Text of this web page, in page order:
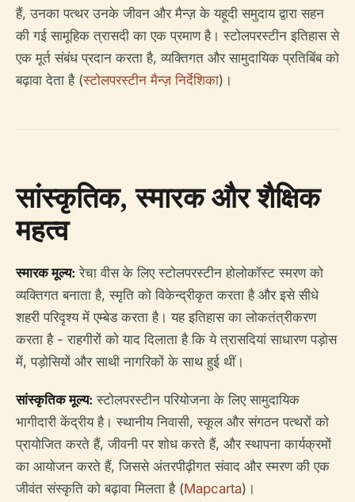
हैं, उनका पत्थर उनके जीवन और मैन्ज़ के यहूदी समुदाय द्वारा सहन
की गई सामूहिक त्रासदी का एक प्रमाण है। स्टोलपरस्टीन इतिहास से
एक मूर्त संबंध प्रदान करता है, व्यक्तिगत और सामुदायिक प्रतिबिंब को
बढ़ावा देता है (स्टोलपरस्टीन मैन्ज़ निर्देशिका)।
सांस्कृतिक, स्मारक और शैक्षिक
महत्व
स्मारक मूल्य: रेचा वीस के लिए स्टोलपरस्टीन होलोकॉस्ट स्मरण को
व्यक्तिगत बनाता है, स्मृति को विकेन्द्रीकृत करता है और इसे सीधे
शहरी परिदृश्य में एम्बेड करता है। यह इतिहास का लोकतंत्रीकरण
करता है - राहगीरों को याद दिलाता है कि ये त्रासदियां साधारण पड़ोस
में, पड़ोसियों और साथी नागरिकों के साथ हुई थीं।
सांस्कृतिक मूल्य: स्टोलपरस्टीन परियोजना के लिए सामुदायिक
भागीदारी केंद्रीय है। स्थानीय निवासी, स्कूल और संगठन पत्थरों को
प्रायोजित करते हैं, जीवनी पर शोध करते हैं, और स्थापना कार्यक्रमों
का आयोजन करते हैं, जिससे अंतरपीढ़ीगत संवाद और स्मरण की एक
जीवंत संस्कृति को बढ़ावा मिलता है (Mapcarta)।